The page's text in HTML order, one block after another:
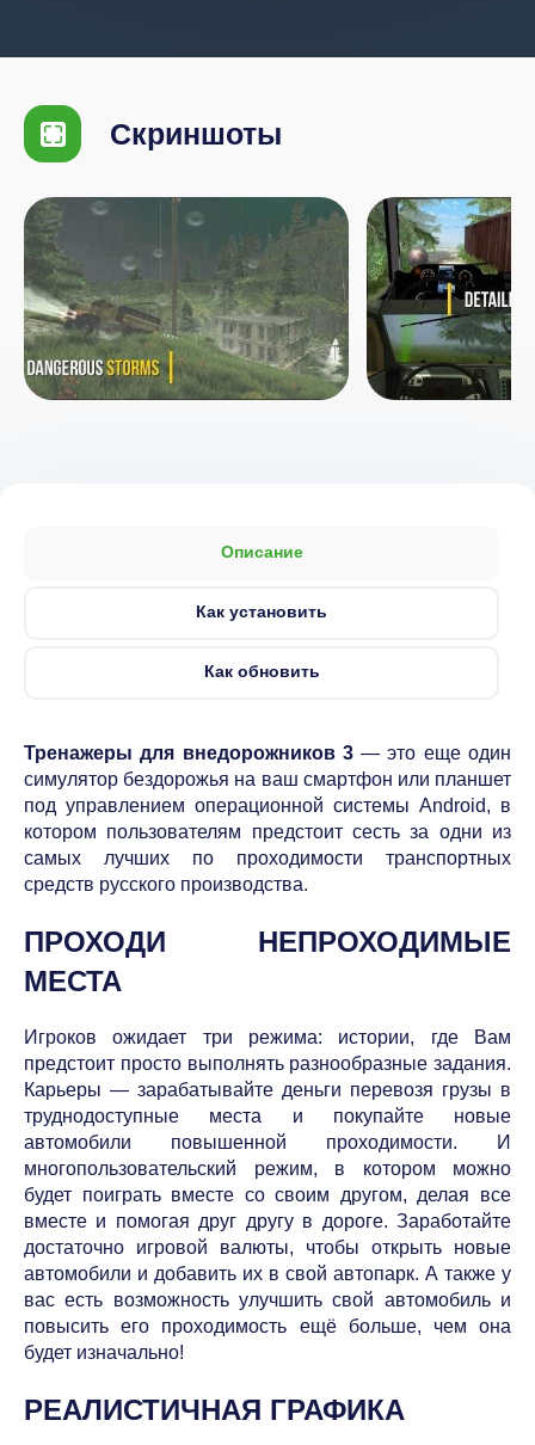
Скриншоты
Описание
Как установить
Как обновить
Тренажеры для внедорожников 3— это еще один
симулятор бездорожья на ваш смартфон или планшет
под управлением операционной системы Android, в
котором пользователям предстоит сесть за одни из
самых лучших по проходимости транспортных
средств русского производства.
ПРОХОДИ НЕПРОХОДИМЫЕ
МЕСТА
Игроков ожидает три режима: истории, где Вам
предстоит просто выполнять разнообразные задания.
Карьеры — зарабатывайте деньги перевозя грузы в
труднодоступные места и покупайте новые
автомобили повышенной проходимости. И
многопользовательский режим, в котором можно
будет поиграть вместе со своим другом, делая все
вместе и помогая друг другу в дороге. Заработайте
достаточно игровой валюты, чтобы открыть новые
автомобили и добавить их в свой автопарк. А также у
вас есть возможность улучшить свой автомобиль и
повысить его проходимость ещё больше, чем она
будет изначально!
РЕАЛИСТИЧНАЯ ГРАФИКА